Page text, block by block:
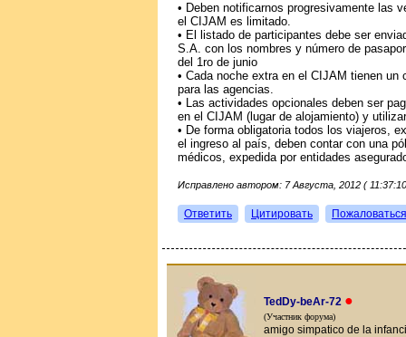
• Deben notificarnos progresivamente las
el CIJAM es limitado.
• El listado de participantes debe ser
S.A. con los nombres y número de
del 1ro de junio
• Cada noche extra en el CIJAM tienen
para las agencias.
• Las actividades opcionales deben ser
en el CIJAM (lugar de alojamiento) y
• De forma obligatoria todos los viajeros,
el ingreso al país, deben contar con una
médicos, expedida por entidades
Исправлено автором: 7 Августа, 2012 (
Ответить Цитировать Пожаловаться
TedDy-beAr-72 ●
(Участник форума)
amigo simpatico de la